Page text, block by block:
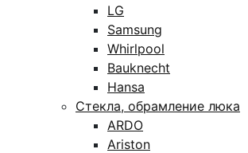
LG
Samsung
Whirlpool
Bauknecht
Hansa
Стекла, обрамление люка
ARDO
Ariston